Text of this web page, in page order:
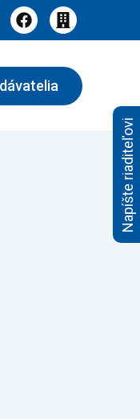
Napíšte riaditeľovi